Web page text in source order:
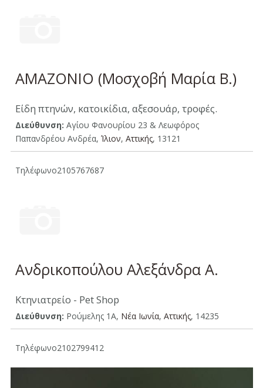
ΑΜΑΖΟΝΙΟ (Μοσχοβή Μαρία Β.)
Είδη πτηνών, κατοικίδια, αξεσουάρ, τροφές.
Διεύθυνση: Αγίου Φανουρίου 23 & Λεωφόρος
Παπανδρέου Ανδρέα, Ίλιον, Aττικής, 13121
Τηλέφωνο2105767687
Ανδρικοπούλου Αλεξάνδρα Α.
Κτηνιατρείο - Pet Shop
Διεύθυνση: Ρούμελης 1Α, Νέα Ιωνία, Aττικής, 14235
Τηλέφωνο2102799412